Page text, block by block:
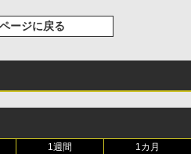
ージに戻る
1週間 1カ月